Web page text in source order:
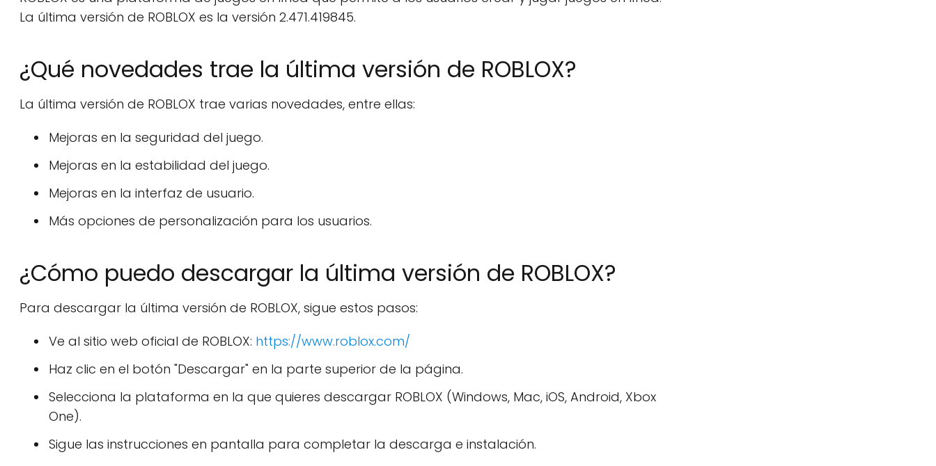
La última versión de ROBLOX es la versión 2.471.419845.
¿Qué novedades trae la última versión de ROBLOX?
La última versión de ROBLOX trae varias novedades, entre ellas:
Mejoras en la seguridad del juego.
Mejoras en la estabilidad del juego.
Mejoras en la interfaz de usuario.
Más opciones de personalización para los usuarios.
¿Cómo puedo descargar la última versión de ROBLOX?
Para descargar la última versión de ROBLOX, sigue estos pasos:
Ve al sitio web oficial de ROBLOX: https://www.roblox.com/
Haz clic en el botón "Descargar" en la parte superior de la página.
Selecciona la plataforma en la que quieres descargar ROBLOX (Windows, Mac, iOS, Android, Xbox
One).
Sigue las instrucciones en pantalla para completar la descarga e instalación.